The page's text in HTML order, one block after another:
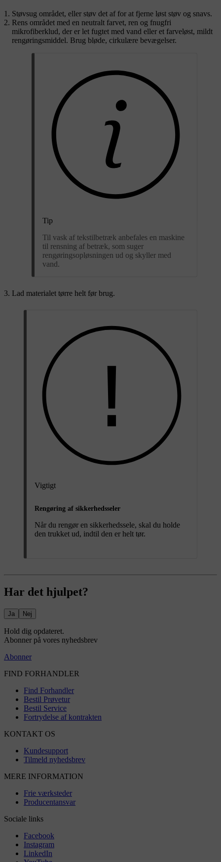
Støvsug området, eller støv det af for at fjerne løst støv og snavs.
Rens området med en neutralt farvet, ren og fnugfri
mikrofiberklud, der er let fugtet med vand eller et farveløst, mildt
rengøringsmiddel. Brug bløde, cirkulære bevægelser.
Tip
Til vask af tekstilbetræk anbefales en maskine
til rensning af betræk, som suger
rengøringsopløsningen ud og skyller med
vand.
Lad materialet tørre helt før brug.
Vigtigt
Rengøring af sikkerhedsseler
Når du rengør en sikkerhedssele, skal du holde
den trukket ud, indtil den er helt tør.
Har det hjulpet?
Ja Nej